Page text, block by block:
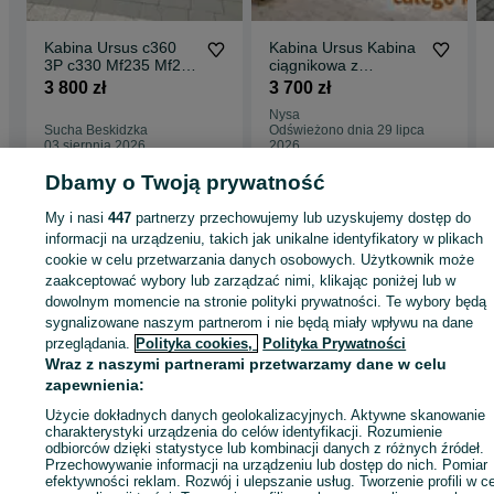
.
--- --- --- TRANSPORT NA TERENIE CAŁEGO KRAJU!!!
Przygotowujemy oferty do ARiMR
stanowi oferty handlowej w rozumieniu Art.66 par.1 Kodeksu
Niniejsze ogłoszenie jest wyłącznie informacją handlową i nie
stanowi oferty w myśl art. 66, § 1. Kodeksu Cywilnego.
nie odpowiada za ewentualne błędy lub nieaktualność ogłoszenia.
Naglak, Szymczak, Pronar, Dexwal, Agro-lift, Tolmet, Swit-rol,
Selmar, Gomar, Wodziński, Łuczak, Agro-stal, Świtrol, Agrolift,
masz, Bomet, Renal, Biardzki, Agromasz, Strumyk, Dziekan,
Demarol, Roll Stell, Pom Augustów, Kłos, Adraf, Złoty Kłos, Abra,
Pomot, Altro, Ad-rol, Adrol, Agro-max, Motyl, Agromax, Wolmet,
Królik, Mcms, Altro, Agmet, Lisicki, Metal-technik, Rol-steel, Rolex,
Remet, M-rol, Agropart, Jagoda, Weremczuk, Solan, Igamet,
Cynkomet, Woprol, Inter-tech, Ursus, Massey Ferguson, T-25, MF,
Ruski, Geograss, Geogras, Selmar, LISICKI, kabina ciągnikowa,
kabina Ursus, kabiny ciągnikowe, kabina do ciągnika, Agrostal,
Przyczepka, maska Ursus, dach kabiny, błotniki Ursus
Kabina Ursus c360
3P c330 Mf235 Mf255
MTZ T25
3 800 zł
Sucha Beskidzka
03 sierpnia 2026
Kabina Ursus Kabina
ciągnikowa z
błotnikami/ kabina
C-330 C360 C-360
MF235 MF255 T25 T-
25 +wycieraczka /
Dostawa całe PL --
RATY--
3 700 zł
Nysa
Odświeżono dnia 29 lipca
2026
Strona główna Rolnictwo Części do maszyn rolniczych
Części do maszyn
rolniczych - Śląskie
Części do maszyn rolniczych - Żywiec
KATEGORIA
ID:866397515 Wyświetlenia:
Zadzwoń / SMS Wyślij wiadomość
Dbamy o Twoją prywatność
My i nasi447 partnerzy przechowujemy lub uzyskujemy dostęp do
informacji na urządzeniu, takich jak unikalne identyfikatory w plikach
cookie w celu przetwarzania danych osobowych. Użytkownik może
zaakceptować wybory lub zarządzać nimi, klikając poniżej lub w
dowolnym momencie na stronie polityki prywatności. Te wybory będą
sygnalizowane naszym partnerom i nie będą miały wpływu na dane
przeglądania. Polityka cookies, Polityka Prywatności
Wraz z naszymi partnerami przetwarzamy dane w celu
zapewnienia:
Użycie dokładnych danych geolokalizacyjnych. Aktywne skanowanie
charakterystyki urządzenia do celów identyfikacji. Rozumienie
odbiorców dzięki statystyce lub kombinacji danych z różnych źródeł.
Przechowywanie informacji na urządzeniu lub dostęp do nich. Pomiar
efektywności reklam. Rozwój i ulepszanie usług. Tworzenie profili w